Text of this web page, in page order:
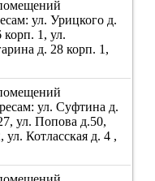
ул. Урицкого д.
1, ул.
д. 28 корп. 1,
ул. Суфтина д.
ул. Попова д.50,
Котласская д. 4 ,